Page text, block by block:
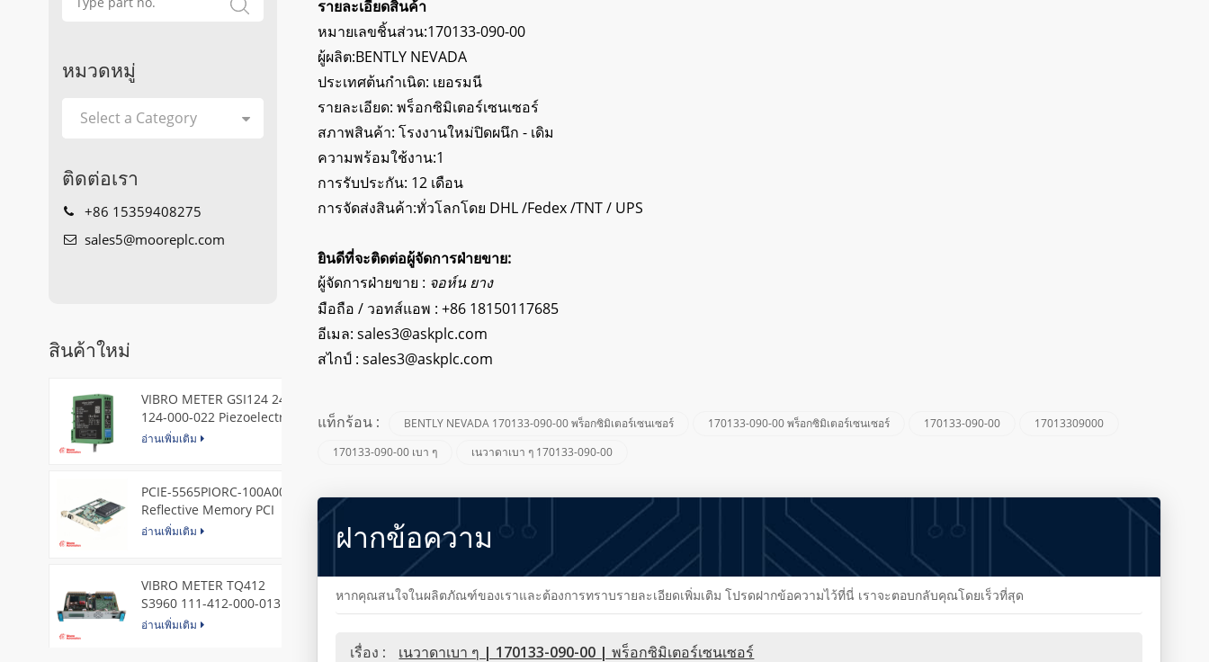
รายละเอียดสินค้า
หมายเลขชิ้นส่วน:170133-090-00
ผู้ผลิต:BENTLY NEVADA
ประเทศต้นกำเนิด: เยอรมนี
รายละเอียด: พร็อกซิมิเตอร์เซนเซอร์
สภาพสินค้า: โรงงานใหม่ปิดผนึก - เดิม
ความพร้อมใช้งาน:1
การรับประกัน: 12 เดือน
การจัดส่งสินค้า:ทั่วโลกโดย DHL /Fedex /TNT / UPS
ยินดีที่จะติดต่อผู้จัดการฝ่ายขาย:
ผู้จัดการฝ่ายขาย : จอห์น ยาง
มือถือ / วอทส์แอพ :+86 18150117685
อีเมล: sales3@askplc.com
สไกป์ :sales3@askplc.com
แท็กร้อน : BENTLY NEVADA 170133-090-00 พร็อกซิมิเตอร์เซนเซอร์ 170133-090-00 พร็อกซิมิเตอร์เซนเซอร์ 170133-090-00
17013309000
170133-090-00 เบา ๆ
เนวาดาเบา ๆ 170133-090-00
ฝากข้อความ
หากคุณสนใจในผลิตภัณฑ์ของเราและต้องการทราบรายละเอียดเพิ่มเติม โปรดฝากข้อความไว้ที่นี่ เราจะตอบกลับคุณโดยเร็วที่สุด
เรื่อง : เนวาดาเบา ๆ | 170133-090-00 | พร็อกซิมิเตอร์เซนเซอร์
หมวดหมู่
ติดต่อเรา
+86 15359408275
sales5@mooreplc.com
สินค้าใหม่
VIBRO METER GSI124 244-
124-000-022 Piezoelectric
Pressure Transducer
อ่านเพิ่มเติม
PCIE-5565PIORC-100A00
Reflective Memory PCI
Express Node Card /GE
อ่านเพิ่มเติม
VIBRO METER TQ412
S3960 111-412-000-013
Reverse Mount
อ่านเพิ่มเติม